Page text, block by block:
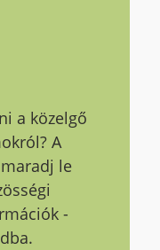
a közelgő
A
le
-